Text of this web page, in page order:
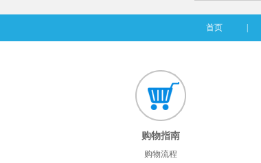
首页
购物指南
购物流程